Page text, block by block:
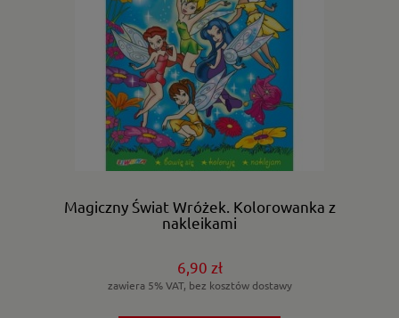
Magiczny Świat Wróżek. Kolorowanka z
naklejkami
6,90 zł
zawiera 5% VAT, bez kosztów dostawy